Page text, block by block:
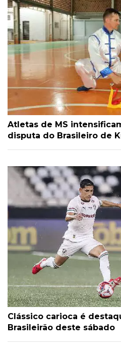
Atletas de MS
disputa do Brasileiro de
Clássico carioca é
Brasileirão deste sábado